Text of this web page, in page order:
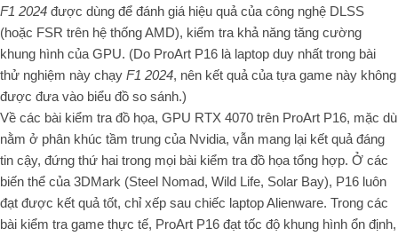
F1 2024 được dùng để đánh giá hiệu quả của công nghệ DLSS
(hoặc FSR trên hệ thống AMD), kiểm tra khả năng tăng cường
khung hình của GPU. (Do ProArt P16 là laptop duy nhất trong bài
thử nghiệm này chạy F1 2024, nên kết quả của tựa game này không
được đưa vào biểu đồ so sánh.)
Về các bài kiểm tra đồ họa, GPU RTX 4070 trên ProArt P16, mặc dù
nằm ở phân khúc tầm trung của Nvidia, vẫn mang lại kết quả đáng
tin cậy, đứng thứ hai trong mọi bài kiểm tra đồ họa tổng hợp. Ở các
biến thể của 3DMark (Steel Nomad, Wild Life, Solar Bay), P16 luôn
đạt được kết quả tốt, chỉ xếp sau chiếc laptop Alienware. Trong các
bài kiểm tra game thực tế, ProArt P16 đạt tốc độ khung hình ổn định,